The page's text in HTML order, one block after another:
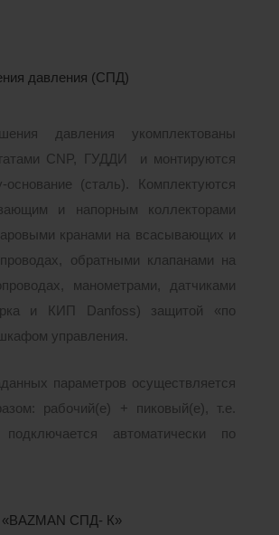
давления (СПД)
давления укомплектованы
CNP, ГУДДИ и монтируются
(сталь). Комплектуются
и напорным коллекторами
кранами на всасывающих и
обратными клапанами на
манометрами, датчиками
и КИП Danfoss) защитой «по
управления.
параметров осуществляется
рабочий(е) + пиковый(е), т.е.
автоматически по
«BAZMAN СПД- К»